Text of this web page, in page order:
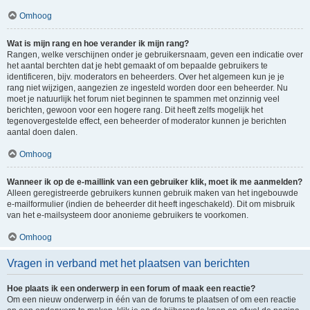
Omhoog
Wat is mijn rang en hoe verander ik mijn rang?
Rangen, welke verschijnen onder je gebruikersnaam, geven een indicatie over
het aantal berchten dat je hebt gemaakt of om bepaalde gebruikers te
identificeren, bijv. moderators en beheerders. Over het algemeen kun je je
rang niet wijzigen, aangezien ze ingesteld worden door een beheerder. Nu
moet je natuurlijk het forum niet beginnen te spammen met onzinnig veel
berichten, gewoon voor een hogere rang. Dit heeft zelfs mogelijk het
tegenovergestelde effect, een beheerder of moderator kunnen je berichten
aantal doen dalen.
Omhoog
Wanneer ik op de e-maillink van een gebruiker klik, moet ik me aanmelden?
Alleen geregistreerde gebruikers kunnen gebruik maken van het ingebouwde
e-mailformulier (indien de beheerder dit heeft ingeschakeld). Dit om misbruik
van het e-mailsysteem door anonieme gebruikers te voorkomen.
Omhoog
Vragen in verband met het plaatsen van berichten
Hoe plaats ik een onderwerp in een forum of maak een reactie?
Om een nieuw onderwerp in één van de forums te plaatsen of om een reactie